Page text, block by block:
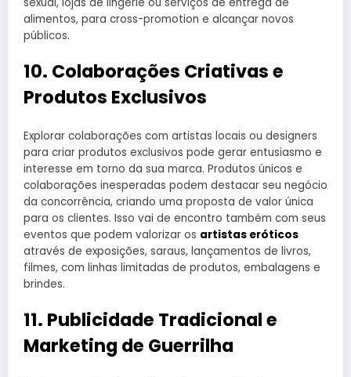
alimentos, para cross-promotion e alcançar novos
públicos.
10. Colaborações Criativas e
Produtos Exclusivos
Explorar colaborações com artistas locais ou designers
para criar produtos exclusivos pode gerar entusiasmo e
interesse em torno da sua marca. Produtos únicos e
colaborações inesperadas podem destacar seu negócio
da concorrência, criando uma proposta de valor única
para os clientes. Isso vai de encontro também com seus
eventos que podem valorizar os artistas eróticos
através de exposições, saraus, lançamentos de livros,
filmes, com linhas limitadas de produtos, embalagens e
brindes.
11. Publicidade Tradicional e
Marketing de Guerrilha